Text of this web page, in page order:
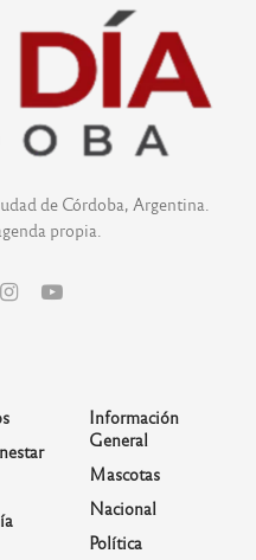
de Córdoba, Argentina.
propia.
Información
General
Mascotas
Nacional
Política